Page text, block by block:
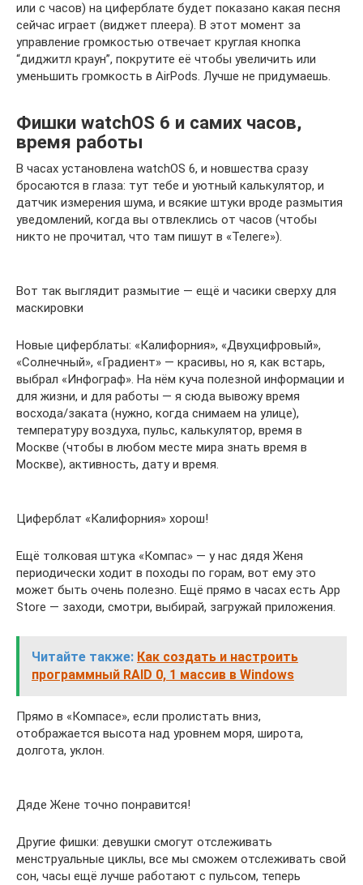
или с часов) на циферблате будет показано какая песня
сейчас играет (виджет плеера). В этот момент за
управление громкостью отвечает круглая кнопка
“диджитл краун”, покрутите её чтобы увеличить или
уменьшить громкость в AirPods. Лучше не придумаешь.
Фишки watchOS 6 и самих часов,
время работы
В часах установлена watchOS 6, и новшества сразу
бросаются в глаза: тут тебе и уютный калькулятор, и
датчик измерения шума, и всякие штуки вроде размытия
уведомлений, когда вы отвлеклись от часов (чтобы
никто не прочитал, что там пишут в «Телеге»).
Вот так выглядит размытие — ещё и часики сверху для
маскировки
Новые циферблаты: «Калифорния», «Двухцифровый»,
«Солнечный», «Градиент» — красивы, но я, как встарь,
выбрал «Инфограф». На нём куча полезной информации и
для жизни, и для работы — я сюда вывожу время
восхода/заката (нужно, когда снимаем на улице),
температуру воздуха, пульс, калькулятор, время в
Москве (чтобы в любом месте мира знать время в
Москве), активность, дату и время.
Циферблат «Калифорния» хорош!
Ещё толковая штука «Компас» — у нас дядя Женя
периодически ходит в походы по горам, вот ему это
может быть очень полезно. Ещё прямо в часах есть App
Store — заходи, смотри, выбирай, загружай приложения.
Читайте также: Как создать и настроить
программный RAID 0, 1 массив в Windows
Прямо в «Компасе», если пролистать вниз,
отображается высота над уровнем моря, широта,
долгота, уклон.
Дяде Жене точно понравится!
Другие фишки: девушки смогут отслеживать
менструальные циклы, все мы сможем отслеживать свой
сон, часы ещё лучше работают с пульсом, теперь